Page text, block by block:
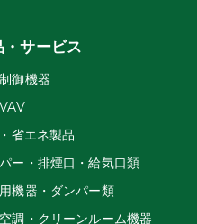
・サービス
御機器
省エネ製品
ー・排煙口・給気口類
機器・ダンパー類
調・クリーンルーム機器